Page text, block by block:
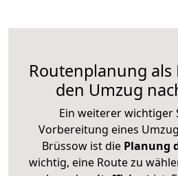
Routenplanung
den Umzug
Ein weiterer wichtiger
Vorbereitung eines
Brüssow ist diePlanung
wichtig, eine Route zu